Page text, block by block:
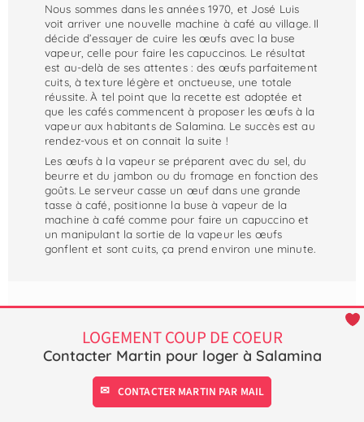
Nous sommes dans les années 1970, et José Luis
voit arriver une nouvelle machine à café au village. Il
décide d’essayer de cuire les œufs avec la buse
vapeur, celle pour faire les capuccinos. Le résultat
est au-delà de ses attentes : des œufs parfaitement
cuits, à texture légère et onctueuse, une totale
réussite. À tel point que la recette est adoptée et
que les cafés commencent à proposer les œufs à la
vapeur aux habitants de Salamina. Le succès est au
rendez-vous et on connait la suite !
Les œufs à la vapeur se préparent avec du sel, du
beurre et du jambon ou du fromage en fonction des
goûts. Le serveur casse un œuf dans une grande
tasse à café, positionne la buse à vapeur de la
machine à café comme pour faire un capuccino et
un manipulant la sortie de la vapeur les œufs
gonflent et sont cuits, ça prend environ une minute.
LOGEMENT COUP DE COEUR
Contacter Martin pour loger à Salamina
CONTACTER MARTIN PAR MAIL